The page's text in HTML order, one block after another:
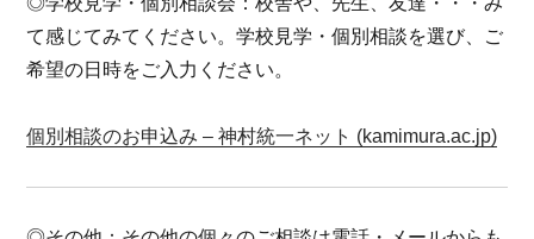
て感じてみてください。学校見学・個別相談を選び、ご
希望の日時をご入力ください。
個別相談のお申込み – 神村統一ネット (kamimura.ac.jp)